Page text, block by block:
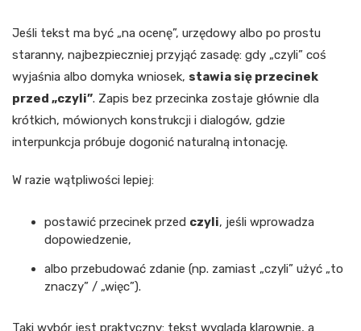
Jeśli tekst ma być „na ocenę”, urzędowy albo po prostu
staranny, najbezpieczniej przyjąć zasadę: gdy „czyli” coś
wyjaśnia albo domyka wniosek, stawia się przecinek
przed „czyli”. Zapis bez przecinka zostaje głównie dla
krótkich, mówionych konstrukcji i dialogów, gdzie
interpunkcja próbuje dogonić naturalną intonację.
W razie wątpliwości lepiej:
postawić przecinek przed czyli, jeśli wprowadza
dopowiedzenie,
albo przebudować zdanie (np. zamiast „czyli” użyć „to
znaczy” / „więc”).
Taki wybór jest praktyczny: tekst wygląda klarownie, a